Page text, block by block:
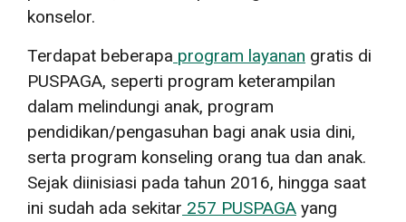
konselor.
Terdapat beberapa program layanan gratis di
PUSPAGA, seperti program keterampilan
dalam melindungi anak, program
pendidikan/pengasuhan bagi anak usia dini,
serta program konseling orang tua dan anak.
Sejak diinisiasi pada tahun 2016, hingga saat
ini sudah ada sekitar 257 PUSPAGA yang